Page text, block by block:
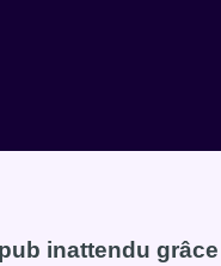
inattendu grâce